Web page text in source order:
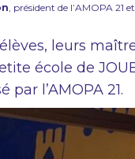
, président de l’AMOPA 21 et
leurs
école de
par l’AMOPA 21.